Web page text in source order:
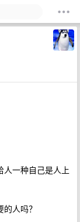
人一种自己是人上
人吗？